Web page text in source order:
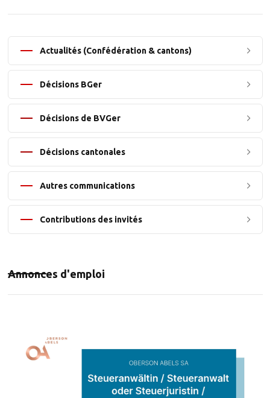
Actualités (Confédération & cantons)
Décisions BGer
Décisions de BVGer
Décisions cantonales
Autres communications
Contributions des invités
Annonces d'emploi